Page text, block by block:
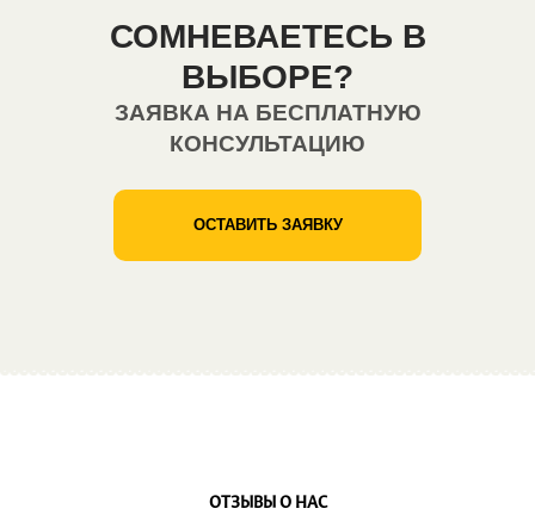
СОМНЕВАЕТЕСЬ В
ВЫБОРЕ?
ЗАЯВКА НА БЕСПЛАТНУЮ
КОНСУЛЬТАЦИЮ
ОСТАВИТЬ ЗАЯВКУ
ОТЗЫВЫ О НАС